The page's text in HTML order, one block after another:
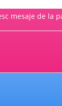
mesaje de la